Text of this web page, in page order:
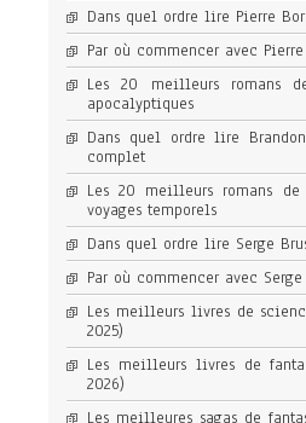
Dans quel ordre lire Pierre
Par où commencer avec
Les 20 meilleurs romans
apocalyptiques
Dans quel ordre lire
complet
Les 20 meilleurs romans
voyages temporels
Dans quel ordre lire Serge
Par où commencer avec
Les meilleurs livres de
2025)
Les meilleurs livres de
2026)
Les meilleures sagas de